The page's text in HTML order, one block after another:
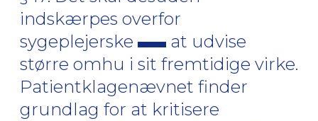
indskærpes overfor
sygeplejerske
at udvise
større omhu i sit fremtidige virke.
Patientklagenævnet finder
grundlag for at kritisere